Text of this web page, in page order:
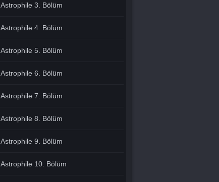
Astrophile 3. Bölüm
Astrophile 4. Bölüm
Astrophile 5. Bölüm
Astrophile 6. Bölüm
Astrophile 7. Bölüm
Astrophile 8. Bölüm
Astrophile 9. Bölüm
Astrophile 10. Bölüm